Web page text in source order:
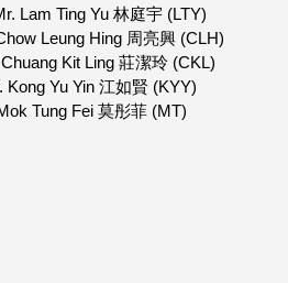
Lam Ting Yu 林庭宇 (LTY)
Leung Hing 周亮興 (CLH)
Kit Ling 莊潔玲 (CKL)
Yu Yin 江如賢 (KYY)
Tung Fei 莫彤菲 (MT)